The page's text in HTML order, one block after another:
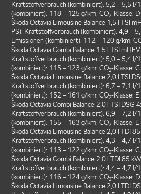
Kraftstoffverbrauch (kombiniert): 5,2 – 5,5 l/
(kombiniert): 118 – 125 g/km; CO2-Klasse: D
Škoda Octavia Limousine Balance 1,5 l TSI
PS): Kraftstoffverbrauch (kombiniert): 4,9 –
Emissionen (kombiniert): 112 – 120 g/km;
Škoda Octavia Combi Balance 1,5 l TSI
Kraftstoffverbrauch (kombiniert): 5,0 – 5,4 l/
(kombiniert): 115 – 123 g/km; CO2-Klasse:
Škoda Octavia Limousine Balance 2,0 l TSI
Kraftstoffverbrauch (kombiniert): 6,7 – 7,1 l/
(kombiniert): 152 – 161 g/km; CO2-Klasse: E
Škoda Octavia Combi Balance 2,0 l TSI DSG
Kraftstoffverbrauch (kombiniert): 6,9 – 7,2 l/
(kombiniert): 155 – 163 g/km; CO2-Klasse: E
Škoda Octavia Limousine Balance 2,0 l TDI
Kraftstoffverbrauch (kombiniert): 4,3 – 4,7 l/
(kombiniert): 113 – 122 g/km; CO2-Klasse:
Škoda Octavia Combi Balance 2,0 l TDI 85
Kraftstoffverbrauch (kombiniert): 4,4 – 4,7 l/
(kombiniert): 116 – 124 g/km; CO2-Klasse: D
Škoda Octavia Limousine Balance 2,0 l TDI